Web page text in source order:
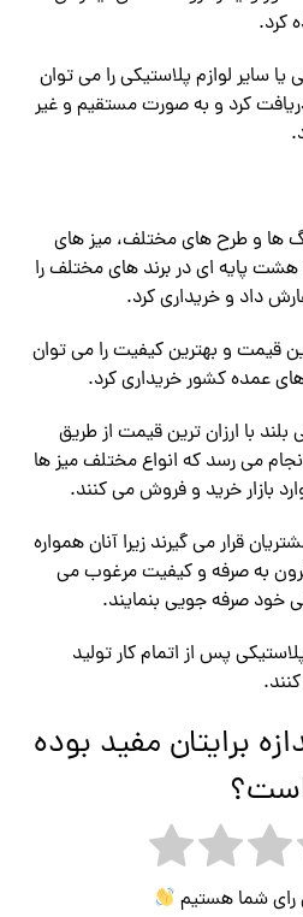
کرد.
یا سایر لوازم پلاستیکی را می توان
کرد و به صورت مستقیم و غیر
ها و طرح های مختلف، میز های
پایه ای در برند های مختلف را
داد و خریداری کرد‌.
قیمت و بهترین کیفیت را می توان
عمده کشور خریداری کرد.
بلند با ارزان ترین قیمت از طریق
می رسد که انواع مختلف میز ها
بازار خرید و فروش می کنند.
قرار می گیرند زیرا آنان همواره
به صرفه و کیفیت مرغوب می
خود صرفه جویی بنمایند.
پس از اتمام کار تولید
برایتان مفید بوده
رای شما هستیم